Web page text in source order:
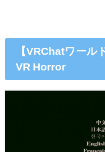
【VRChatワール
VR Horror